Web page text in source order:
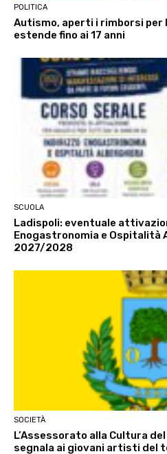
POLITICA
Autismo, aperti i rimborsi per
estende fino ai 17 anni
SCUOLA
Ladispoli: eventuale
Enogastronomia e Ospitalità
2027/2028
SOCIETÀ
L’Assessorato alla Cultura
segnala ai giovani artisti del